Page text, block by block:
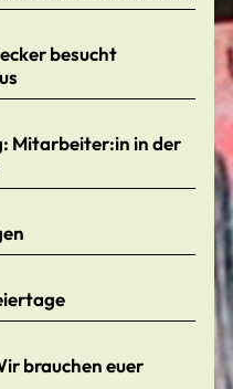
besucht
Mitarbeiter:in in der
brauchen euer